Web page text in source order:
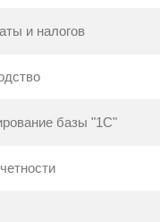
и налогов
базы "1С"